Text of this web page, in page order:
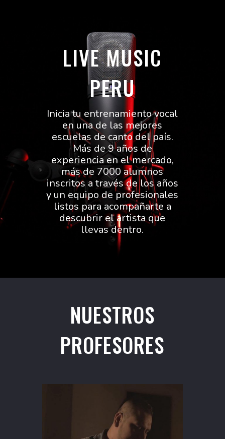
LIVE MUSIC
PERU
Inicia tu entrenamiento vocal
en una de las mejores
escuelas de canto del país.
Más de 9 años de
experiencia en el mercado,
más de 7000 alumnos
inscritos a través de los años
y un equipo de profesionales
listos para acompañarte a
descubrir el artista que
llevas dentro.
NUESTROS
PROFESORES